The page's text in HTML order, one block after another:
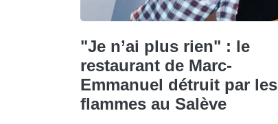
"Je n’ai plus rien" : le
restaurant de Marc-
Emmanuel détruit par les
flammes au Salève